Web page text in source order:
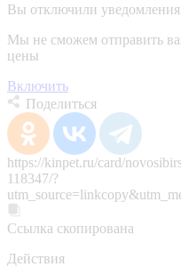
Вы отключили уведомления
Мы не сможем отправить
цены
Включить
Поделиться
https://kinpet.ru/card/
118347/?
Ссылка скопирована
Действия